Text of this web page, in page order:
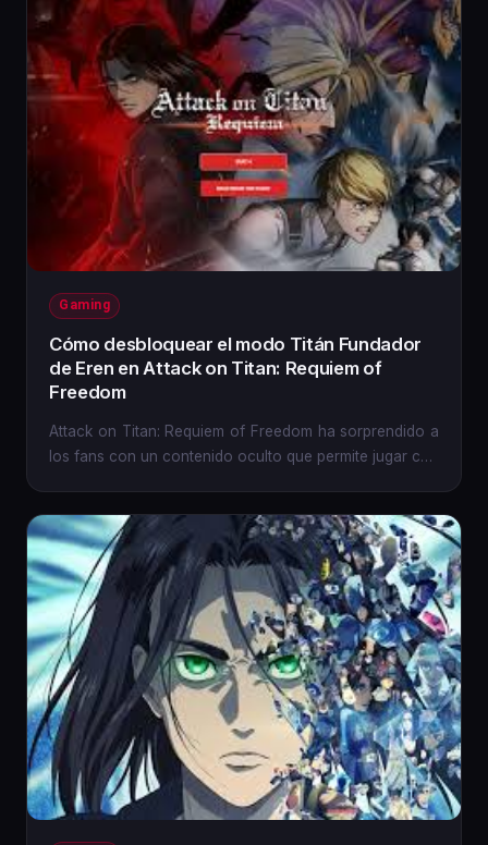
Gaming
Cómo desbloquear el modo Titán Fundador
de Eren en Attack on Titan: Requiem of
Freedom
Attack on Titan: Requiem of Freedom ha sorprendido a
los fans con un contenido oculto que permite jugar con